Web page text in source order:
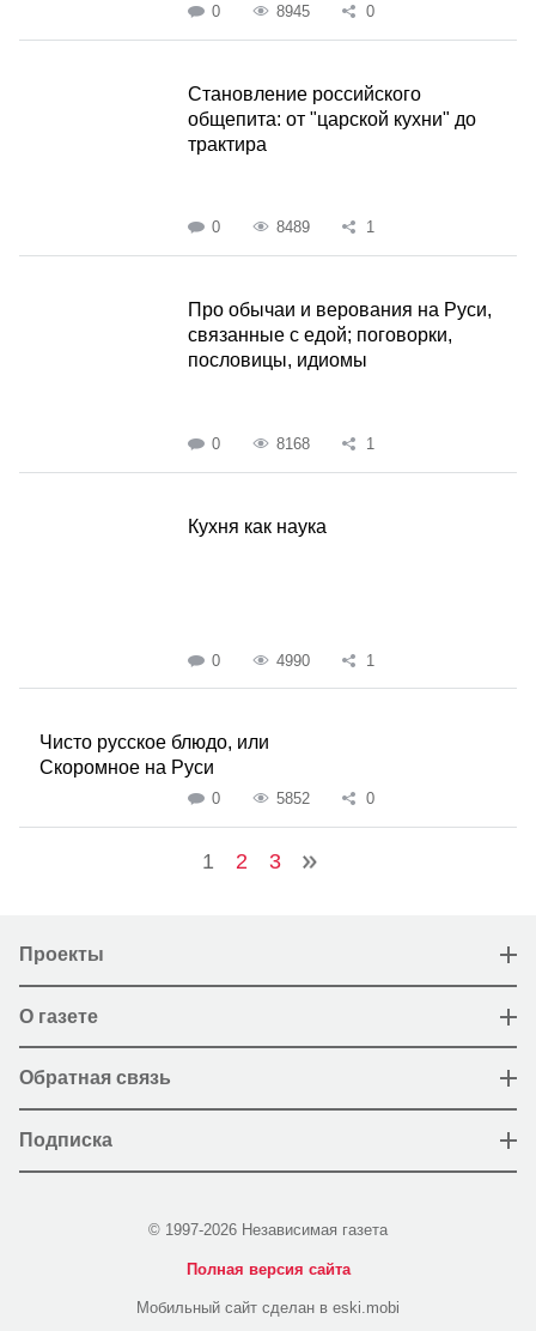
0 8945 0
Становление российского
общепита: от "царской кухни" до
трактира
0 8489 1
Про обычаи и верования на Руси,
связанные с едой; поговорки,
пословицы, идиомы
0 8168 1
Кухня как наука
0 4990 1
Чисто русское блюдо, или
Скоромное на Руси
0 5852 0
1 2 3
Проекты
О газете
Обратная связь
Подписка
© 1997-2026 Независимая газета
Полная версия сайта
Мобильный сайт сделан в eski.mobi